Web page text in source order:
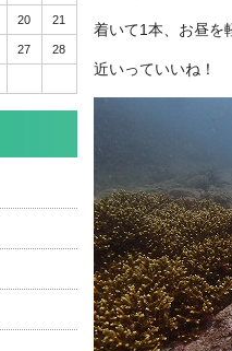
着いて1本、お昼を
近いっていいね！
20 21
27 28